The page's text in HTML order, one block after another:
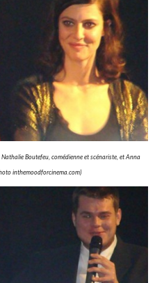
Boutefeu, comédienne et scénariste, et Anna
inthemoodforcinema.com)